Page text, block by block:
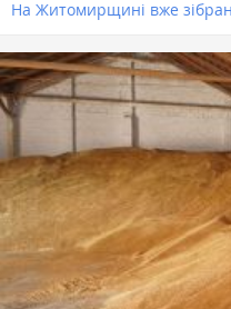
На Житомирщині вже